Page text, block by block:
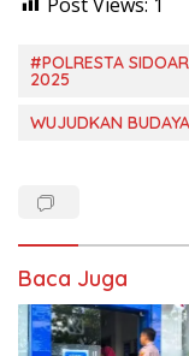
#POLRESTA
2025
WUJUDKAN
Baca Juga